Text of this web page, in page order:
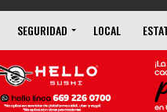
SEGURIDAD LOCAL